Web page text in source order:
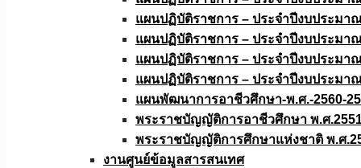
แผนปฏิบัติราชการ – ประจำปีงบประมา
แผนปฏิบัติราชการ – ประจำปีงบประมา
แผนปฏิบัติราชการ – ประจำปีงบประมา
แผนปฏิบัติราชการ – ประจำปีงบประมา
แผนพัฒนาการอาชีวศึกษา-พ.ศ.-2560-
พระราชบัญญัติการอาชีวศึกษา พ.ศ
พระราชบัญญัติการศึกษาแห่งชาติ พ.ศ
งานศูนย์ข้อมูลสารสนเทศ